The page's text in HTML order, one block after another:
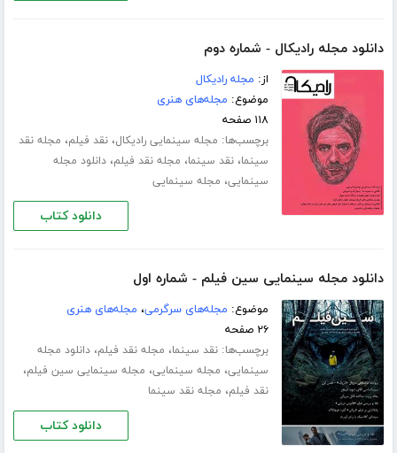
دانلود مجله رادیکال - شماره دوم
از: مجله رادیکال
موضوع: مجله‌های هنری
۱۱۸ صفحه
برچسب‌ها: مجله سینمایی رادیکال،نقد فیلم، مجله نقد
سینما،نقد سینما، مجله نقد فیلم،دانلود مجله
سینمایی، مجله سینمایی
دانلود کتاب
دانلود مجله سینمایی سین فیلم - شماره اول
موضوع: مجله‌های سرگرمی، مجله‌های هنری
۲۶ صفحه
برچسب‌ها:نقد سینما، مجله نقد فیلم،دانلود مجله
سینمایی، مجله سینمایی، مجله سینمایی سین فیلم،
نقد فیلم، مجله نقد سینما
دانلود کتاب